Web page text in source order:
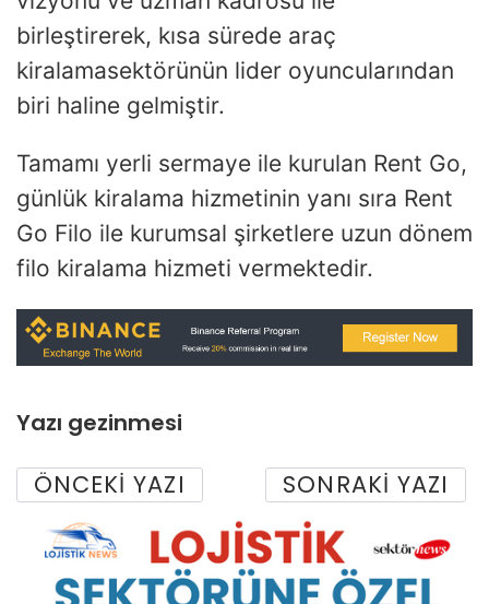
birleştirerek, kısa sürede araç
kiralamasektörünün lider oyuncularından
biri haline gelmiştir.
Tamamı yerli sermaye ile kurulan Rent Go,
günlük kiralama hizmetinin yanı sıra Rent
Go Filo ile kurumsal şirketlere uzun dönem
filo kiralama hizmeti vermektedir.
Yazı gezinmesi
ÖNCEKI YAZI SONRAKI YAZI